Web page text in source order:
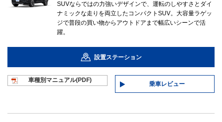
SUVならではの力強いデザインで、運転のしやすさとダイ
ナミックな走りを両立したコンパクトSUV。大容量ラゲッ
ジで普段の買い物からアウトドアまで幅広いシーンで活
躍。
設置ステーション
車種別マニュアル(PDF)
乗車レビュー